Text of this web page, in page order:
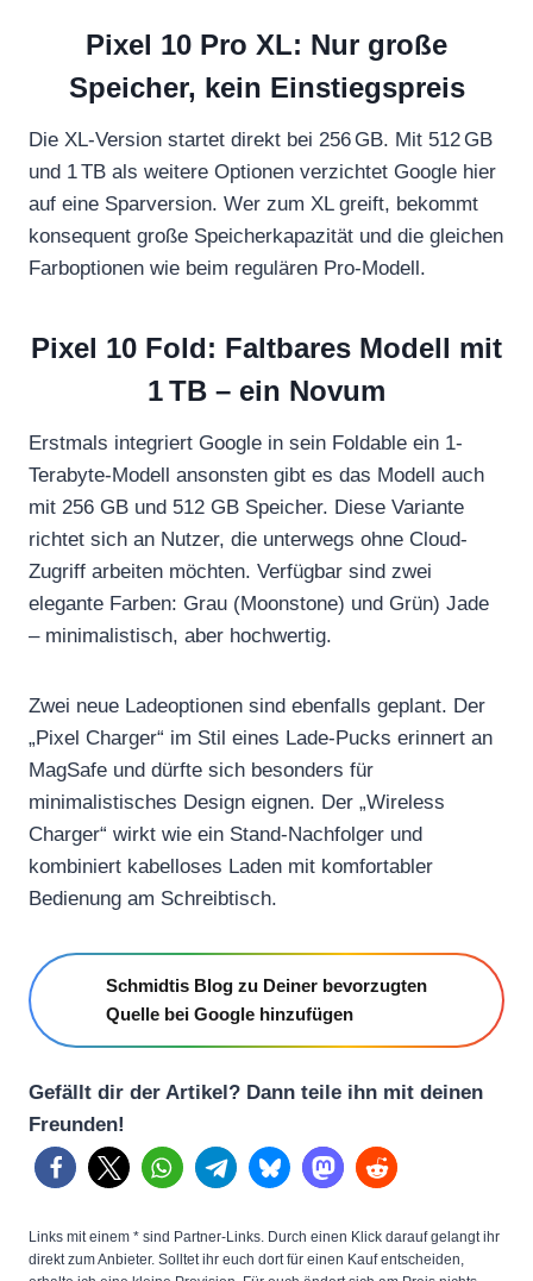
Pixel 10 Pro XL: Nur große
Speicher, kein Einstiegspreis
Die XL-Version startet direkt bei 256 GB. Mit 512 GB
und 1 TB als weitere Optionen verzichtet Google hier
auf eine Sparversion. Wer zum XL greift, bekommt
konsequent große Speicherkapazität und die gleichen
Farboptionen wie beim regulären Pro-Modell.
Pixel 10 Fold: Faltbares Modell mit
1 TB – ein Novum
Erstmals integriert Google in sein Foldable ein 1-
Terabyte-Modell ansonsten gibt es das Modell auch
mit 256 GB und 512 GB Speicher. Diese Variante
richtet sich an Nutzer, die unterwegs ohne Cloud-
Zugriff arbeiten möchten. Verfügbar sind zwei
elegante Farben: Grau (Moonstone) und Grün) Jade
– minimalistisch, aber hochwertig.
Zwei neue Ladeoptionen sind ebenfalls geplant. Der
„Pixel Charger“ im Stil eines Lade-Pucks erinnert an
MagSafe und dürfte sich besonders für
minimalistisches Design eignen. Der „Wireless
Charger“ wirkt wie ein Stand-Nachfolger und
kombiniert kabelloses Laden mit komfortabler
Bedienung am Schreibtisch.
Schmidtis Blog zu Deiner bevorzugten
Quelle bei Google hinzufügen
Gefällt dir der Artikel? Dann teile ihn mit deinen
Freunden!
Links mit einem * sind Partner-Links. Durch einen Klick darauf gelangt ihr
direkt zum Anbieter. Solltet ihr euch dort für einen Kauf entscheiden,